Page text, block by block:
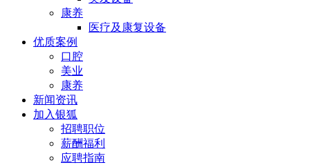
康养
医疗及康复设备
优质案例
口腔
美业
康养
新闻资讯
加入银狐
招聘职位
薪酬福利
应聘指南